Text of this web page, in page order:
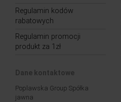
Regulamin kodów
rabatowych
Regulamin promocji
produkt za 1zł
Dane kontaktowe
Poplawska Group Spółka
jawna